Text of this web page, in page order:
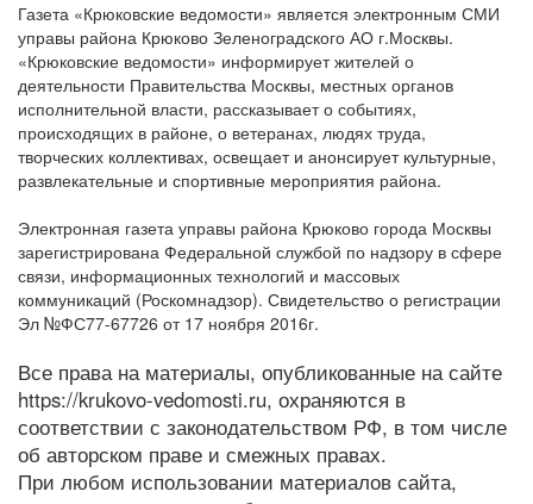
Газета «Крюковские ведомости» является электронным СМИ
управы района Крюково Зеленоградского АО г.Москвы.
«Крюковские ведомости» информирует жителей о
деятельности Правительства Москвы, местных органов
исполнительной власти, рассказывает о событиях,
происходящих в районе, о ветеранах, людях труда,
творческих коллективах, освещает и анонсирует культурные,
развлекательные и спортивные мероприятия района.
Электронная газета управы района Крюково города Москвы
зарегистрирована Федеральной службой по надзору в сфере
связи, информационных технологий и массовых
коммуникаций (Роскомнадзор). Свидетельство о регистрации
Эл №ФС77-67726 от 17 ноября 2016г.
Все права на материалы, опубликованные на сайте
https://krukovo-vedomosti.ru, охраняются в
соответствии с законодательством РФ, в том числе
об авторском праве и смежных правах.
При любом использовании материалов сайта,